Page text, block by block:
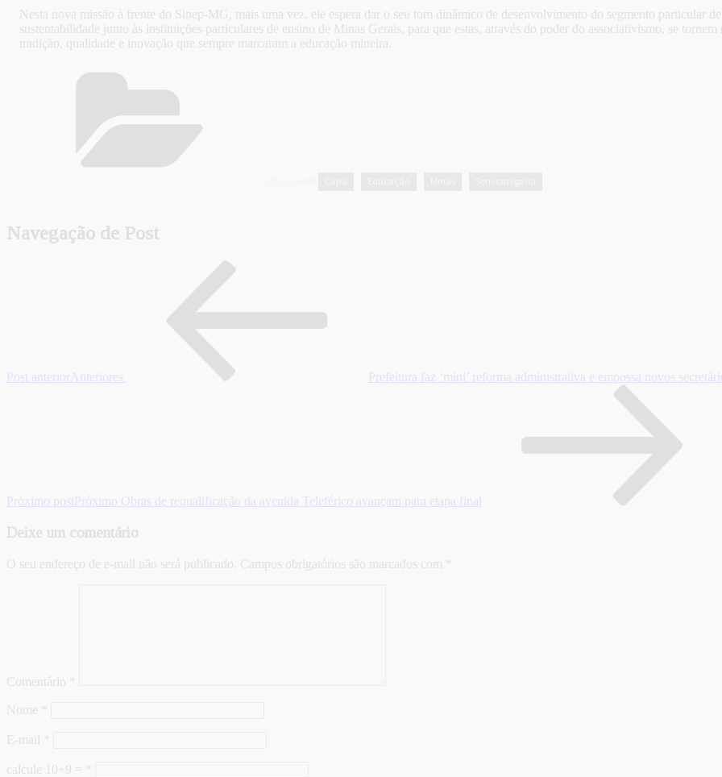
Nesta nova missão à frente do Sinep-MG, mais uma vez, ele espera dar o seu tom dinâmico de desenvolvimento do segmento particular
sustentabilidade junto às instituições particulares de ensino de Minas Gerais, para que estas, através do poder do associativismo, se
tradição, qualidade e inovação que sempre marcaram a educação mineira.
Navegação de Post
Post anterior Anteriores Prefeitura faz ‘mini’ reforma administrativa e empossa novos
Próximo post Próximo Obras de requalificação da avenida Teleférico avançam para etapa final
Deixe um comentário
O seu endereço de e-mail não será publicado. Campos obrigatórios são marcados com
Comentário
Nome
E-mail
calcule 10+9 =